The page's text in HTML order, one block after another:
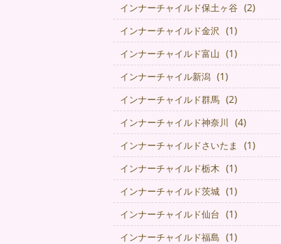
インナーチャイルド保土ヶ谷 (2)
インナーチャイルド金沢 (1)
インナーチャイルド富山 (1)
インナーチャイル新潟 (1)
インナーチャイルド群馬 (2)
インナーチャイルド神奈川 (4)
インナーチャイルドさいたま (1)
インナーチャイルド栃木 (1)
インナーチャイルド茨城 (1)
インナーチャイルド仙台 (1)
インナーチャイルド福島 (1)